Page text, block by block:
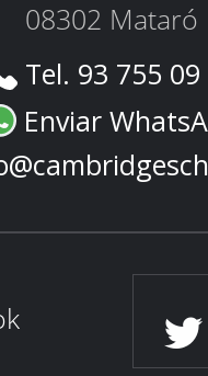
08302 Mataró
Tel. 93 755
Enviar